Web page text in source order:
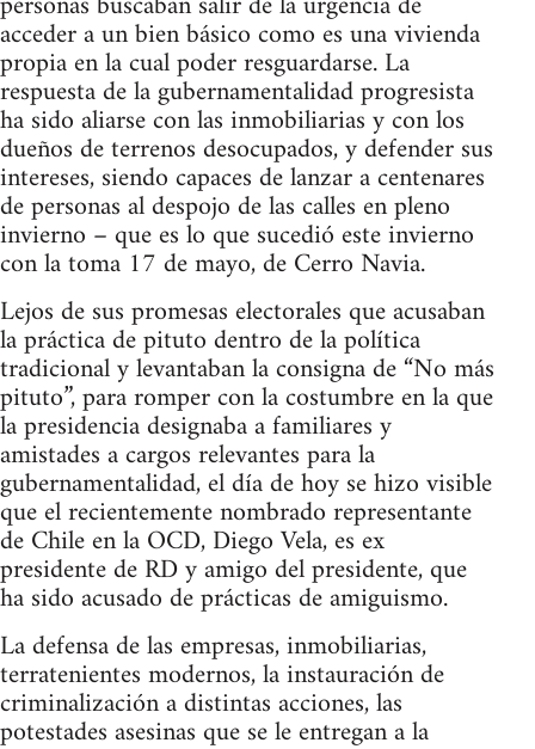
acceder a un bien básico como es una vivienda
propia en la cual poder resguardarse. La
respuesta de la gubernamentalidad progresista
ha sido aliarse con las inmobiliarias y con los
dueños de terrenos desocupados, y defender sus
intereses, siendo capaces de lanzar a centenares
de personas al despojo de las calles en pleno
invierno – que es lo que sucedió este invierno
con la toma 17 de mayo, de Cerro Navia.
Lejos de sus promesas electorales que acusaban
la práctica de pituto dentro de la política
tradicional y levantaban la consigna de “No más
pituto”, para romper con la costumbre en la que
la presidencia designaba a familiares y
amistades a cargos relevantes para la
gubernamentalidad, el día de hoy se hizo visible
que el recientemente nombrado representante
de Chile en la OCD, Diego Vela, es ex
presidente de RD y amigo del presidente, que
ha sido acusado de prácticas de amiguismo.
La defensa de las empresas, inmobiliarias,
terratenientes modernos, la instauración de
criminalización a distintas acciones, las
potestades asesinas que se le entregan a la